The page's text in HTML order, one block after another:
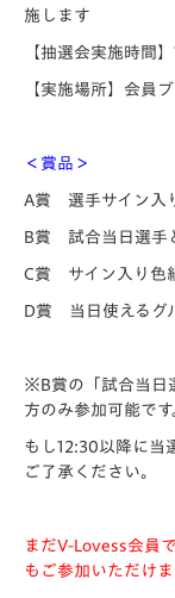
施します
【抽選会実施時間】
【実施場所】 会員
＜賞品＞
A賞 選手サイン入
B賞 試合当日選手
C賞 サイン入り色
D賞 当日使えるグ
※B賞の「試合当日
方のみ参加可能です
もし12:30以降に当
ご了承ください。
まだV-Lovess会員
もご参加いただけま